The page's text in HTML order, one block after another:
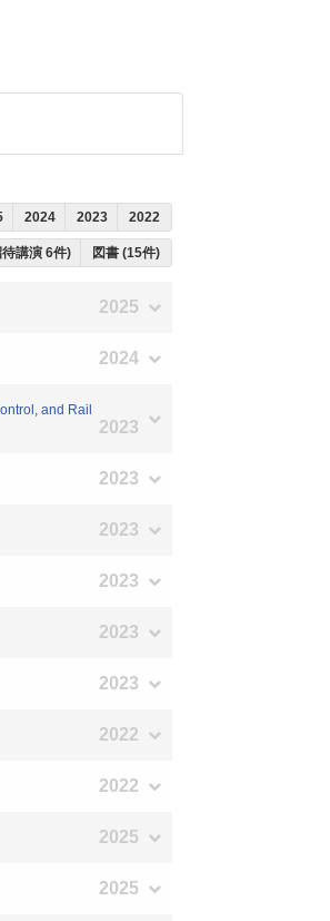
2024 2023 2022
講演 6件) 図書 (15件)
2025
2024
and Rail
2023
2023
2023
2023
2023
2023
2022
2022
2025
2025